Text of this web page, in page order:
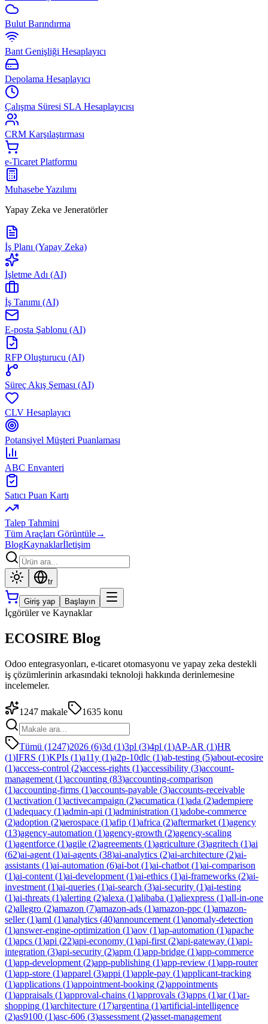
Bulut Barındırma
Bant Genişliği Hesaplayıcı
Depolama Hesaplayıcı
Çalışma Süresi SLA Hesaplayıcısı
CRM Karşılaştırması
e-Ticaret Platformu
Muhasebe Yazılımı
Yapay Zeka ve Jeneratörler
İş Planı (Yapay Zeka)
İşletme Adı (AI)
İş Tanımı (AI)
E-posta Şablonu (AI)
RFP Oluşturucu (AI)
Süreç Akış Şeması (AI)
CLV Hesaplayıcı
Potansiyel Müşteri Puanlaması
ABC Envanteri
Satıcı Puan Kartı
Talep Tahmini
Tüm Araçları Görüntüle→
BlogKaynaklarİletişim
tr
Giriş yap Başlayın
İçgörüler ve Kaynaklar
ECOSIRE Blog
Odoo entegrasyonları, e-ticaret otomasyonu ve yapay zeka destekli
iş çözümlerinin arkasındaki teknoloji hakkında derinlemesine
incelemeler.
1247 makale 1635 konu
Tümü (1247)2026 (6)3d (1)3pl (3)4pl (1)AP-AR (1)HR
(1)IFRS (1)KPIs (1)a11y (1)a2p-10dlc (1)ab-testing (5)about-ecosire
(1)access-control (2)access-rights (1)accessibility (3)account-
management (1)accounting (83)accounting-comparison
(1)accounting-firms (1)accounts-payable (3)accounts-receivable
(1)activation (1)activecampaign (2)acumatica (1)ada (2)adempiere
(1)adequacy (1)admin-api (1)administration (1)adobe-commerce
(2)adoption (2)aerospace (1)afip (1)africa (2)aftermarket (1)agency
(13)agency-automation (1)agency-growth (2)agency-scaling
(1)agentforce (1)agile (2)agreements (1)agriculture (3)agritech (1)ai
(62)ai-agent (1)ai-agents (38)ai-analytics (2)ai-architecture (2)ai-
assistants (1)ai-automation (6)ai-bot (1)ai-chatbot (1)ai-comparison
(1)ai-content (1)ai-development (1)ai-ethics (1)ai-frameworks (2)ai-
investment (1)ai-queries (1)ai-search (3)ai-security (1)ai-testing
(1)ai-threats (1)alerting (2)alexa (1)alibaba (1)aliexpress (1)all-in-one
(2)allegro (2)amazon (7)amazon-ads (1)amazon-ppc (1)amazon-
seller(1)aml (1)analytics (40)announcement (1)anomaly-detection
(1)answer-engine-optimization (1)aov (1)ap-automation (1)apache
(1)apcs (1)api (22)api-economy (1)api-first (2)api-gateway (1)api-
integration (3)api-security (2)apm (1)app-bridge (1)app-commerce
(1)app-development (2)app-publishing (1)app-review (1)app-router
(1)app-store (1)apparel (3)appi (1)apple-pay (1)applicant-tracking
(1)applications (1)appointment-booking (2)appointments
(1)appraisals (1)approval-chains (1)approvals (3)apps (1)ar(1)ar-
shopping (1)architecture (17)argentina (1)artificial-intelligence
(2)as9100 (1)asc-606 (3)assessment (2)asset-management